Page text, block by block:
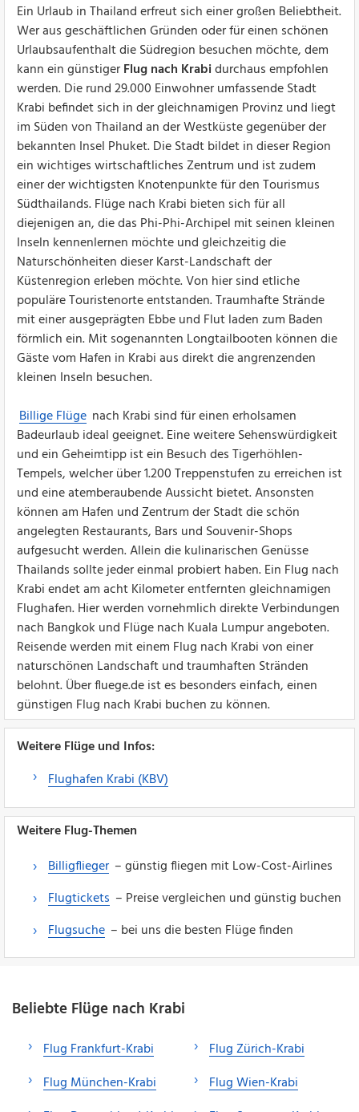
Ein Urlaub in Thailand erfreut sich einer großen Beliebtheit.
Wer aus geschäftlichen Gründen oder für einen schönen
Urlaubsaufenthalt die Südregion besuchen möchte, dem
kann ein günstigerFlug nach Krabidurchaus empfohlen
werden. Die rund 29.000 Einwohner umfassende Stadt
Krabi befindet sich in der gleichnamigen Provinz und liegt
im Süden von Thailand an der Westküste gegenüber der
bekannten Insel Phuket. Die Stadt bildet in dieser Region
ein wichtiges wirtschaftliches Zentrum und ist zudem
einer der wichtigsten Knotenpunkte für den Tourismus
Südthailands. Flüge nach Krabi bieten sich für all
diejenigen an, die das Phi-Phi-Archipel mit seinen kleinen
Inseln kennenlernen möchte und gleichzeitig die
Naturschönheiten dieser Karst-Landschaft der
Küstenregion erleben möchte. Von hier sind etliche
populäre Touristenorte entstanden. Traumhafte Strände
mit einer ausgeprägten Ebbe und Flut laden zum Baden
förmlich ein. Mit sogenannten Longtailbooten können die
Gäste vom Hafen in Krabi aus direkt die angrenzenden
kleinen Inseln besuchen.
Billige Flüge nach Krabi sind für einen erholsamen
Badeurlaub ideal geeignet. Eine weitere Sehenswürdigkeit
und ein Geheimtipp ist ein Besuch des Tigerhöhlen-
Tempels, welcher über 1.200 Treppenstufen zu erreichen ist
und eine atemberaubende Aussicht bietet. Ansonsten
können am Hafen und Zentrum der Stadt die schön
angelegten Restaurants, Bars und Souvenir-Shops
aufgesucht werden. Allein die kulinarischen Genüsse
Thailands sollte jeder einmal probiert haben. Ein Flug nach
Krabi endet am acht Kilometer entfernten gleichnamigen
Flughafen. Hier werden vornehmlich direkte Verbindungen
nach Bangkok und Flüge nach Kuala Lumpur angeboten.
Reisende werden mit einem Flug nach Krabi von einer
naturschönen Landschaft und traumhaften Stränden
belohnt. Über fluege.de ist es besonders einfach, einen
günstigen Flug nach Krabi buchen zu können.
Weitere Flüge und Infos:
Flughafen Krabi (KBV)
Weitere Flug-Themen
Billigflieger – günstig fliegen mit Low-Cost-Airlines
Flugtickets – Preise vergleichen und günstig buchen
Flugsuche – bei uns die besten Flüge finden
Beliebte Flüge nach Krabi
Flug Frankfurt-Krabi
Flug München-Krabi
Flug Zürich-Krabi
Flug Wien-Krabi